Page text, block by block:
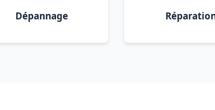
Dépannage